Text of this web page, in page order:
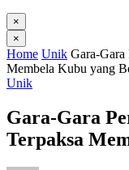
×
×
Home Unik Gara-Gara
Membela Kubu yang
Unik
Gara-Gara
Terpaksa